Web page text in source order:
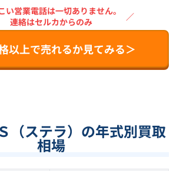
い営業電話は一切ありません。
連絡はセルカからのみ
／
以上で売れるか見てみる＞
（ステラ）の年式別買取
相場